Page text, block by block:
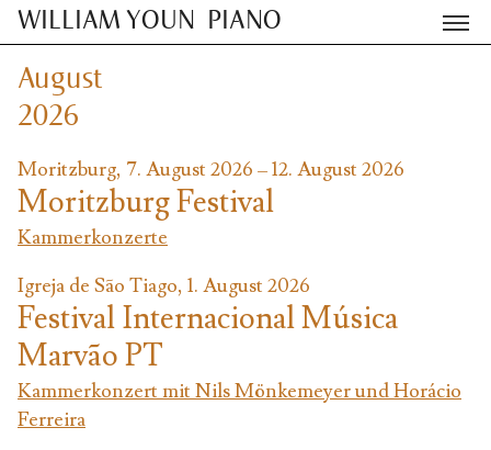
WILLIAM YOUN PIANO
August
2026
Moritzburg, 7. August 2026 – 12. August 2026
Moritzburg Festival
Kammerkonzerte
Igreja de São Tiago, 1. August 2026
Festival Internacional Música
Marvão PT
Kammerkonzert mit Nils Mönkemeyer und Horácio
Ferreira